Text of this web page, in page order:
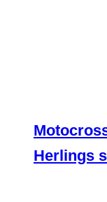
Herlings